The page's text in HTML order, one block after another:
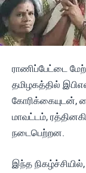
ராணிப்பேட்டை
தமிழகத்தில்
கோரிக்கையுடன்,
மாவட்டம்,
நடைபெற்றன.
இந்த